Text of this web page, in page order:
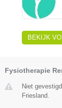
BEKIJK
Fysiotherapie
Niet
Friesland.